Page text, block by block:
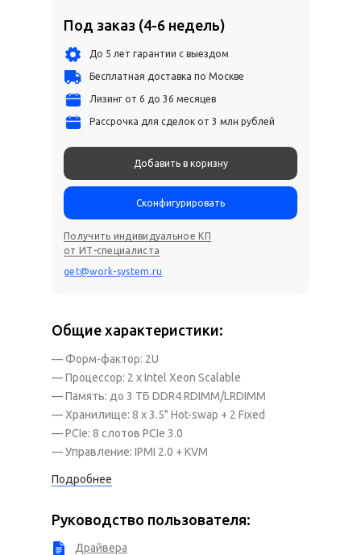
— Форм-фактор: 2U
— Процессор: 2 x Intel Xeon Scalable
— Память: до 3 ТБ DDR4 RDIMM/LRDIMM
— Хранилище: 8 x 3.5" Hot-swap + 2 Fixed
— PCIe: 8 слотов PCIe 3.0
— Управление: IPMI 2.0 + KVM
Драйвера
Подробнее
Общие характеристики:
Руководство пользователя:
Под заказ (4-6 недель)
До 5 лет гарантии с выездом
Получить индивидуальное КП
от ИТ-специалиста
get@work-system.ru
Бесплатная доставка по Москве
Лизинг от 6 до 36 месяцев
Рассрочка для сделок от 3 млн рублей
Добавить в коризну
Сконфигурировать